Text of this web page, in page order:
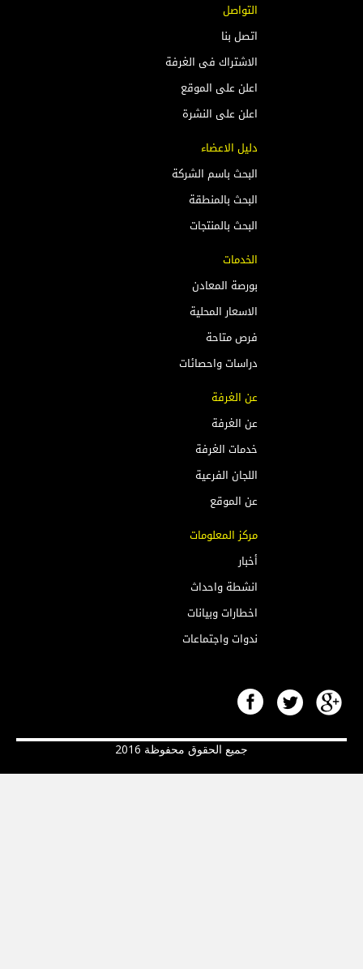
التواصل
اتصل بنا
الاشتراك فى الغرفة
اعلن على الموقع
اعلن على النشرة
دليل الاعضاء
البحث باسم الشركة
البحث بالمنطقة
البحث بالمنتجات
الخدمات
بورصة المعادن
الاسعار المحلية
فرص متاحة
دراسات واحصائات
عن الغرفة
عن الغرفة
خدمات الغرفة
اللجان الفرعية
عن الموقع
مركز المعلومات
أخبار
انشطة واحداث
اخطارات وبيانات
ندوات واجتماعات
جميع الحقوق محفوظة 2016